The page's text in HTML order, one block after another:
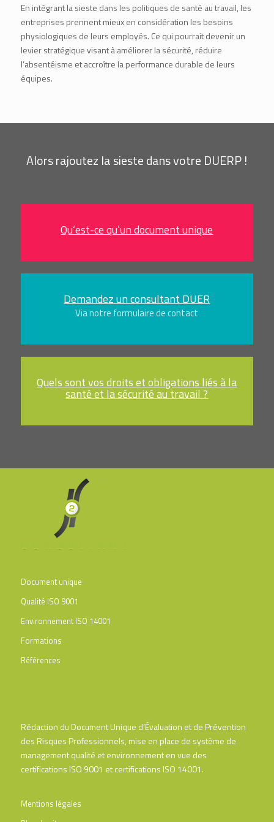
En intégrant la sieste dans les politiques de santé au travail, les
entreprises prennent mieux en considération les besoins
physiologiques de leurs employés. Ce qui pourrait devenir un
levier stratégique visant à améliorer la sécurité, réduire
l’absentéisme et accroître la performance durable de leurs
équipes.
Alors rajoutez la sieste dans votre DUERP !
Qu‘est-ce qu’un document unique
Demandez un consultant DUER
Via notre formulaire de contact
Quels sont vos droits et obligations liés à la
santé et la sécurité au travail ?
Document unique
Qualité ISO 9001
Environnement ISO 14001
Formations
Références
Rédaction du Document Unique d’Évaluation et de Prévention
des Risques Professionnels, mise en place de système de
management qualité et environnement en vue des
certifications ISO 9001 et certifications ISO 14001.
Mentions légales